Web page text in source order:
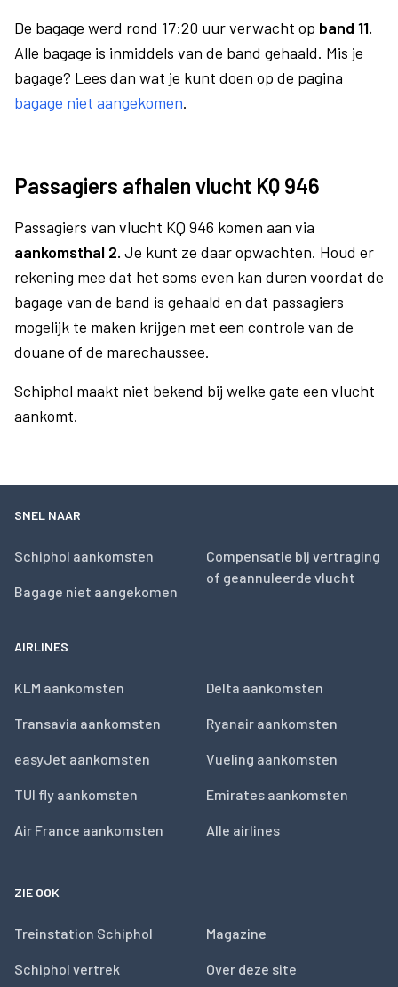
De bagage werd rond 17:20 uur verwacht op band 11.
Alle bagage is inmiddels van de band gehaald. Mis je
bagage? Lees dan wat je kunt doen op de pagina
bagage niet aangekomen.
Passagiers afhalen vlucht KQ 946
Passagiers van vlucht KQ 946 komen aan via
aankomsthal 2. Je kunt ze daar opwachten. Houd er
rekening mee dat het soms even kan duren voordat de
bagage van de band is gehaald en dat passagiers
mogelijk te maken krijgen met een controle van de
douane of de marechaussee.
Schiphol maakt niet bekend bij welke gate een vlucht
aankomt.
SNEL NAAR
Schiphol aankomsten
Bagage niet aangekomen
Compensatie bij vertraging
of geannuleerde vlucht
AIRLINES
KLM aankomsten
Transavia aankomsten
easyJet aankomsten
TUI fly aankomsten
Air France aankomsten
Delta aankomsten
Ryanair aankomsten
Vueling aankomsten
Emirates aankomsten
Alle airlines
ZIE OOK
Treinstation Schiphol
Schiphol vertrek
Magazine
Over deze site